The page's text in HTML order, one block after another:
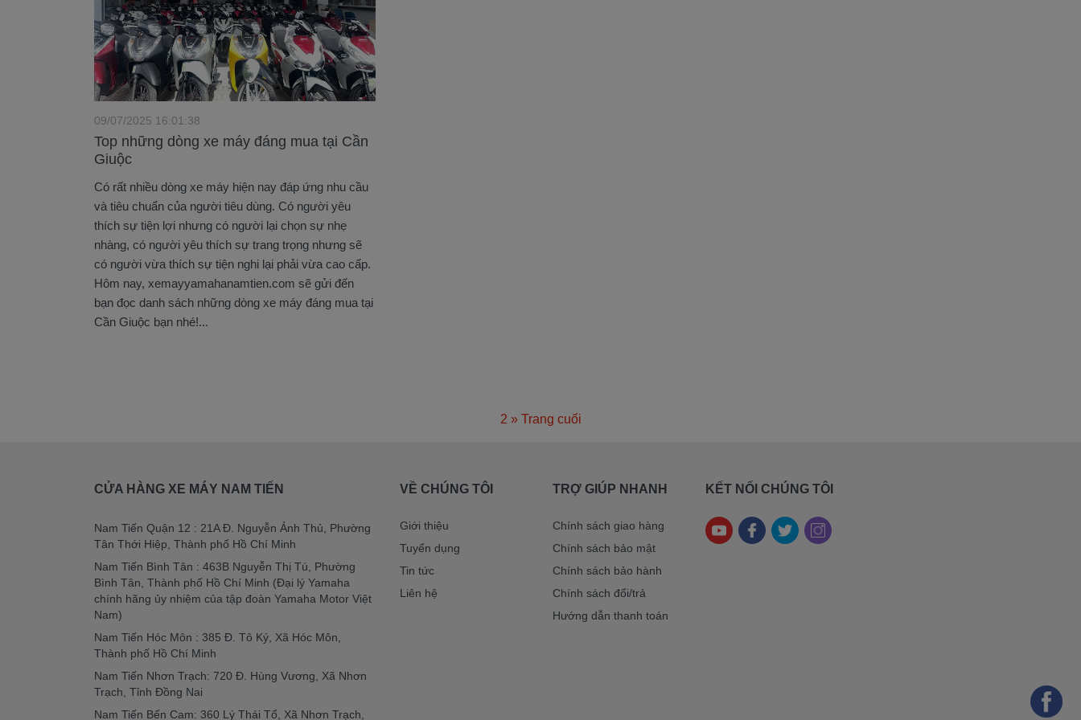
Top những dòng xe máy đáng mua tại Cần
Giuộc
09/07/2025 16:01:38
Có rất nhiều dòng xe máy hiện nay đáp ứng nhu cầu
và tiêu chuẩn của người tiêu dùng. Có người yêu
thích sự tiện lợi nhưng có người lại chọn sự nhẹ
nhàng, có người yêu thích sự trang trọng nhưng sẽ
có người vừa thích sự tiện nghi lại phải vừa cao cấp.
Hôm nay, xemayyamahanamtien.com sẽ gửi đến
bạn đọc danh sách những dòng xe máy đáng mua tại
Cần Giuộc bạn nhé!...
2 » Trang cuối
CỬA HÀNG XE MÁY NAM TIẾN
Nam Tiến Quận 12 : 21A Đ. Nguyễn Ảnh Thủ, Phường
Tân Thới Hiệp, Thành phố Hồ Chí Minh
Nam Tiến Bình Tân : 463B Nguyễn Thị Tú, Phường
Bình Tân, Thành phố Hồ Chí Minh (Đại lý Yamaha
chính hãng ủy nhiệm của tập đoàn Yamaha Motor Việt
Nam)
Nam Tiến Hóc Môn : 385 Đ. Tô Ký, Xã Hóc Môn,
Thành phố Hồ Chí Minh
Nam Tiến Nhơn Trạch: 720 Đ. Hùng Vương, Xã Nhơn
Trạch, Tỉnh Đồng Nai
Nam Tiến Bến Cam: 360 Lý Thái Tổ, Xã Nhơn Trạch,
VỀ CHÚNG TÔI
Giới thiệu
Tuyển dụng
Tin tức
Liên hệ
TRỢ GIÚP NHANH
Chính sách giao hàng
Chính sách bảo mật
Chính sách bảo hành
Chính sách đổi/trả
Hướng dẫn thanh toán
KẾT NỐI CHÚNG TÔI